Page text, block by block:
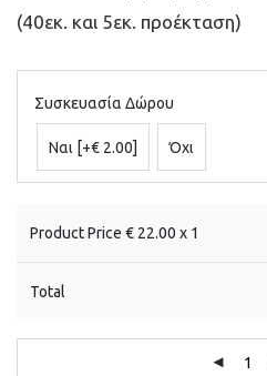
(40εκ. και 5εκ. προέκταση)
Συσκευασία Δώρου
Ναι [+€ 2.00] Όχι
Product Price € 22.00 x 1
Total